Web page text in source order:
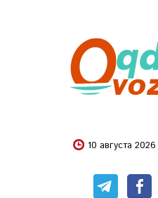
10 августа 2026